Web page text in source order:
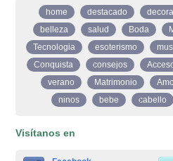
home destacado
belleza
salud Boda
Tecnologia
esoterismo
Conquista
consejos
verano
Matrimonio
ninos
bebe cabello
Visítanos en